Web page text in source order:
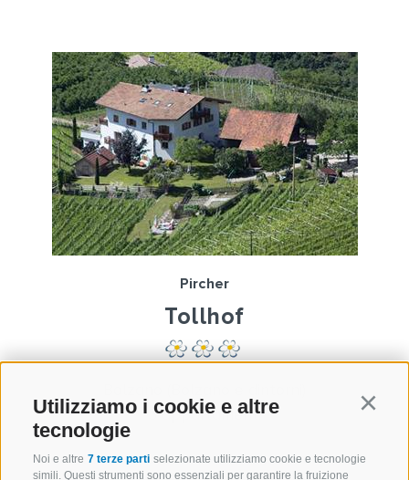
Utilizziamo i cookie e altre
tecnologie
Noi e altre 7 terze parti selezionate utilizziamo cookie e tecnologie
simili. Questi strumenti sono essenziali per garantire la fruizione
Pircher
Tollhof
3 appartamenti